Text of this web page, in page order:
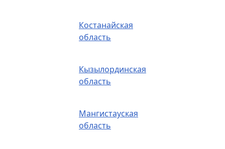
Костанайская
область
Кызылординская
область
Мангистауская
область